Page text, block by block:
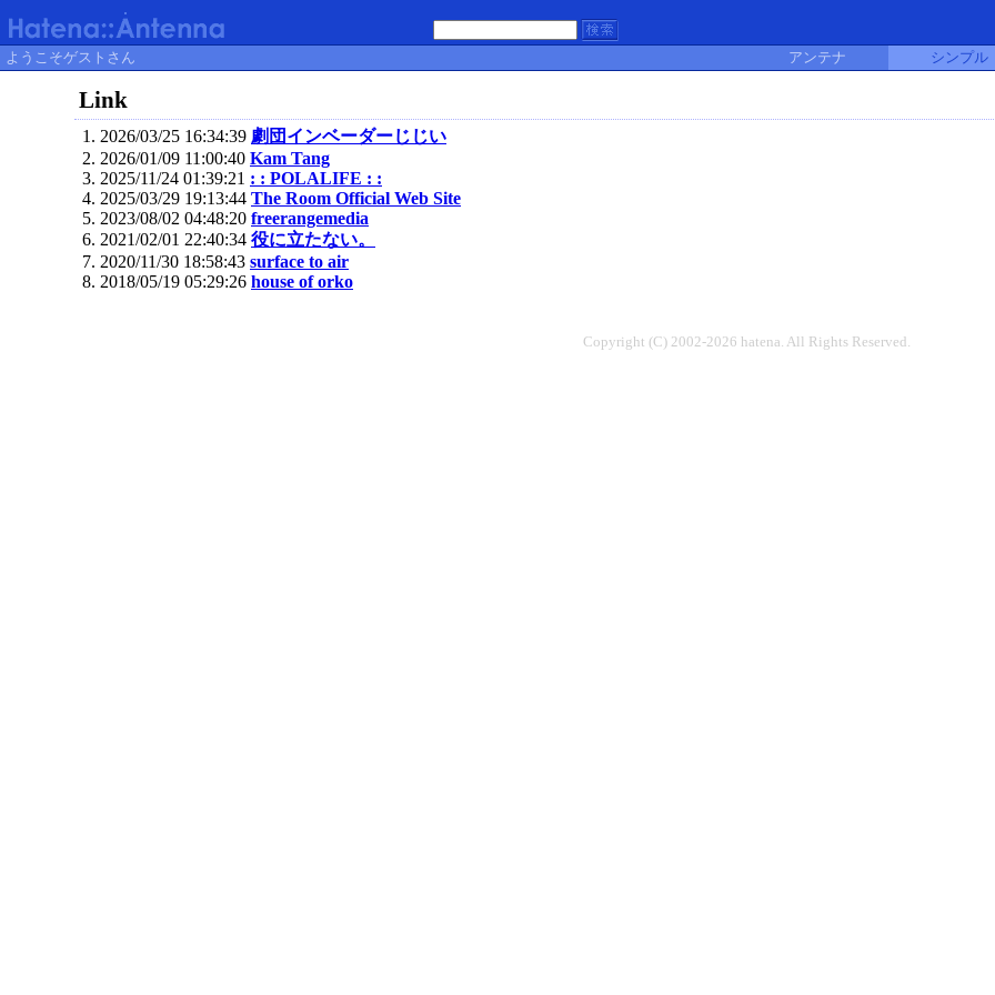
ようこそゲストさん アンテナ シンプル
Link
2026/03/25 16:34:39 劇団インベーダーじじい
2026/01/09 11:00:40 Kam Tang
2025/11/24 01:39:21 : : POLALIFE : :
2025/03/29 19:13:44 The Room Official Web Site
2023/08/02 04:48:20 freerangemedia
2021/02/01 22:40:34 役に立たない。
2020/11/30 18:58:43 surface to air
2018/05/19 05:29:26 house of orko
Copyright (C) 2002-2026 hatena. All Rights Reserved.